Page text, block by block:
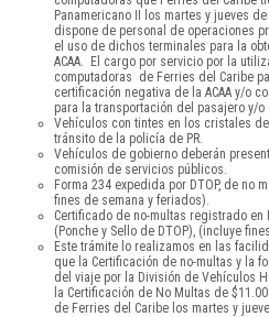
Panamericano II los martes y jueves
dispone de personal de operaciones
el uso de dichos terminales para la
ACAA. El cargo por servicio por la
computadoras de Ferries del Caribe
certificación negativa de la ACAA y/o
para la transportación del pasajero y/
Vehículos con tintes en los cristales
tránsito de la policía de PR.
Vehículos de gobierno deberán
comisión de servicios públicos.
Forma 234 expedida por DTOP, de no
fines de semana y feriados).
Certificado de no-multas registrado
(Ponche y Sello de DTOP), (incluye
Este trámite lo realizamos en las
que la Certificación de no-multas y la
del viaje por la División de Vehículos
la Certificación de No Multas de
de Ferries del Caribe los martes y